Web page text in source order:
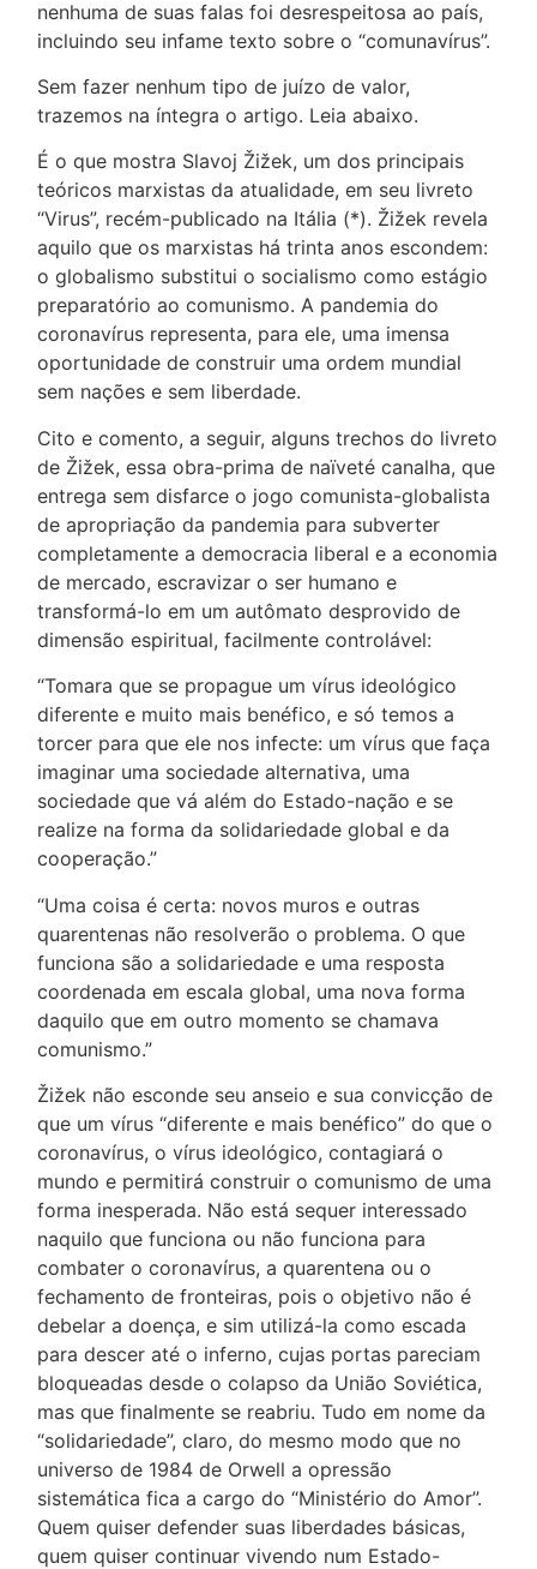
nenhuma de suas falas foi desrespeitosa ao país,
incluindo seu infame texto sobre o “comunavírus”.
Sem fazer nenhum tipo de juízo de valor,
trazemos na íntegra o artigo. Leia abaixo.
É o que mostra Slavoj Žižek, um dos principais
teóricos marxistas da atualidade, em seu livreto
“Virus”, recém-publicado na Itália (*). Žižek revela
aquilo que os marxistas há trinta anos escondem:
o globalismo substitui o socialismo como estágio
preparatório ao comunismo. A pandemia do
coronavírus representa, para ele, uma imensa
oportunidade de construir uma ordem mundial
sem nações e sem liberdade.
Cito e comento, a seguir, alguns trechos do livreto
de Žižek, essa obra-prima de naïveté canalha, que
entrega sem disfarce o jogo comunista-globalista
de apropriação da pandemia para subverter
completamente a democracia liberal e a economia
de mercado, escravizar o ser humano e
transformá-lo em um autômato desprovido de
dimensão espiritual, facilmente controlável:
“Tomara que se propague um vírus ideológico
diferente e muito mais benéfico, e só temos a
torcer para que ele nos infecte: um vírus que faça
imaginar uma sociedade alternativa, uma
sociedade que vá além do Estado-nação e se
realize na forma da solidariedade global e da
cooperação.”
“Uma coisa é certa: novos muros e outras
quarentenas não resolverão o problema. O que
funciona são a solidariedade e uma resposta
coordenada em escala global, uma nova forma
daquilo que em outro momento se chamava
comunismo.”
Žižek não esconde seu anseio e sua convicção de
que um vírus “diferente e mais benéfico” do que o
coronavírus, o vírus ideológico, contagiará o
mundo e permitirá construir o comunismo de uma
forma inesperada. Não está sequer interessado
naquilo que funciona ou não funciona para
combater o coronavírus, a quarentena ou o
fechamento de fronteiras, pois o objetivo não é
debelar a doença, e sim utilizá-la como escada
para descer até o inferno, cujas portas pareciam
bloqueadas desde o colapso da União Soviética,
mas que finalmente se reabriu. Tudo em nome da
“solidariedade”, claro, do mesmo modo que no
universo de 1984 de Orwell a opressão
sistemática fica a cargo do “Ministério do Amor”.
Quem quiser defender suas liberdades básicas,
quem quiser continuar vivendo num Estado-